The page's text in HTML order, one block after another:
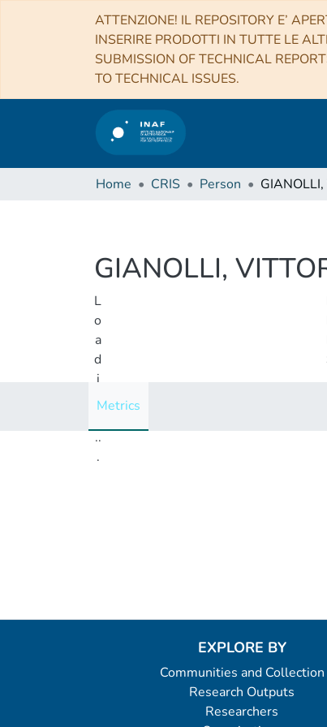
ATTENZIONE! IL REPOSITORY E’
INSERIRE PRODOTTI IN TUTTE LE
SUBMISSION OF TECHNICAL
TO TECHNICAL ISSUES.
Home CRIS Person
GIANOLLI,
L
o
a
d
i
n
..
.
Metrics
EXPLORE BY
Communities and Collection
Research Outputs
Researchers